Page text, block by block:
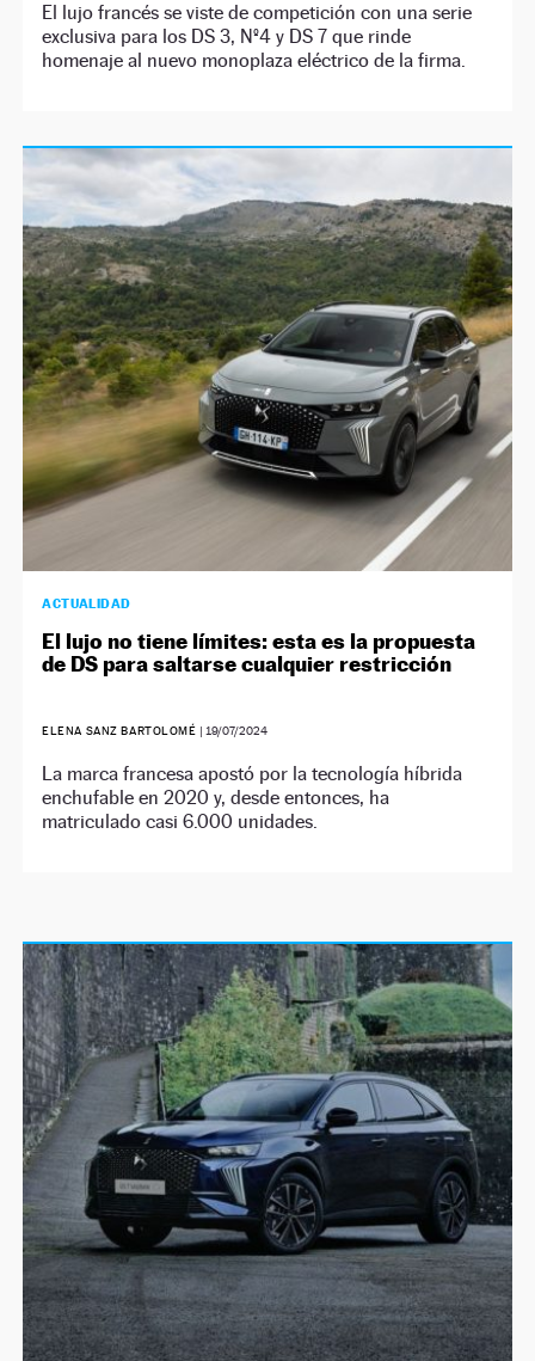
El lujo francés se viste de competición con una serie
exclusiva para los DS 3, Nº4 y DS 7 que rinde
homenaje al nuevo monoplaza eléctrico de la firma.
ACTUALIDAD
El lujo no tiene límites: esta es la propuesta
de DS para saltarse cualquier restricción
ELENA SANZ BARTOLOMÉ | 19/07/2024
La marca francesa apostó por la tecnología híbrida
enchufable en 2020 y, desde entonces, ha
matriculado casi 6.000 unidades.